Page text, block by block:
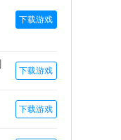
下载游戏
下载游戏
下载游戏